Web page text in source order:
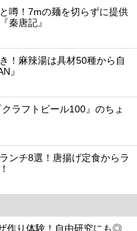
噂！7mの麺を切らずに提供
秦唐記』
！麻辣湯は具材50種から自
』
ラフトビール100』のちょ
ンチ8選！唐揚げ定食からラ
作り体験！自由研究にも◎